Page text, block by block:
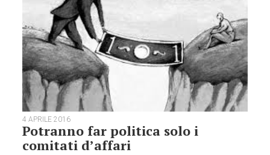
4 APRILE 2016
Potranno far politica solo i
comitati d’affari